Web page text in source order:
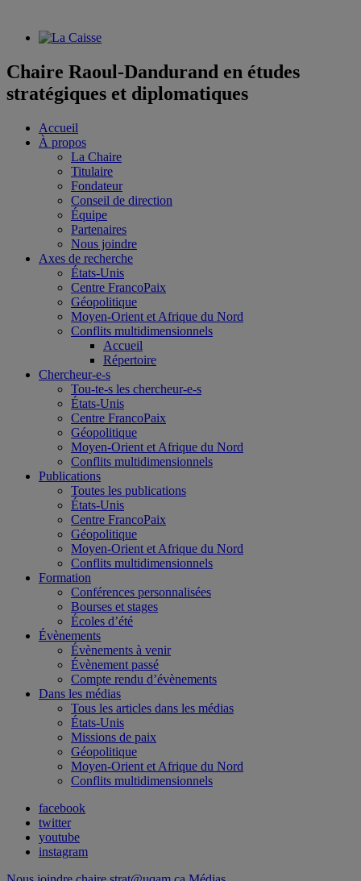
Chaire Raoul-Dandurand en études
stratégiques et diplomatiques
Accueil
À propos
La Chaire
Titulaire
Fondateur
Conseil de direction
Équipe
Partenaires
Nous joindre
Axes de recherche
États-Unis
Centre FrancoPaix
Géopolitique
Moyen-Orient et Afrique du Nord
Conflits multidimensionnels
Accueil
Répertoire
Chercheur-e-s
Tou-te-s les chercheur-e-s
États-Unis
Centre FrancoPaix
Géopolitique
Moyen-Orient et Afrique du Nord
Conflits multidimensionnels
Publications
Toutes les publications
États-Unis
Centre FrancoPaix
Géopolitique
Moyen-Orient et Afrique du Nord
Conflits multidimensionnels
Formation
Conférences personnalisées
Bourses et stages
Écoles d’été
Évènements
Évènements à venir
Évènement passé
Compte rendu d’évènements
Dans les médias
Tous les articles dans les médias
États-Unis
Missions de paix
Géopolitique
Moyen-Orient et Afrique du Nord
Conflits multidimensionnels
facebook
twitter
youtube
instagram